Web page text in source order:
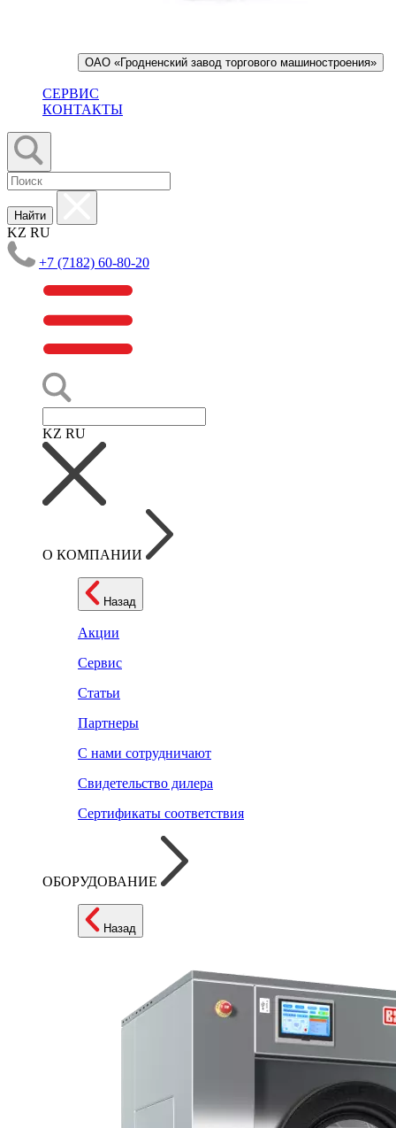
ОАО «Гродненский завод торгового машиностроения»
СЕРВИС
КОНТАКТЫ
Найти
KZ RU
+7 (7182) 60-80-20
KZ RU
О КОМПАНИИ
Назад
Акции
Сервис
Статьи
Партнеры
С нами сотрудничают
Свидетельство дилера
Сертификаты соответствия
ОБОРУДОВАНИЕ
Назад